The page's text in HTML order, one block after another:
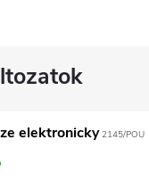
elektronicky2145/POU